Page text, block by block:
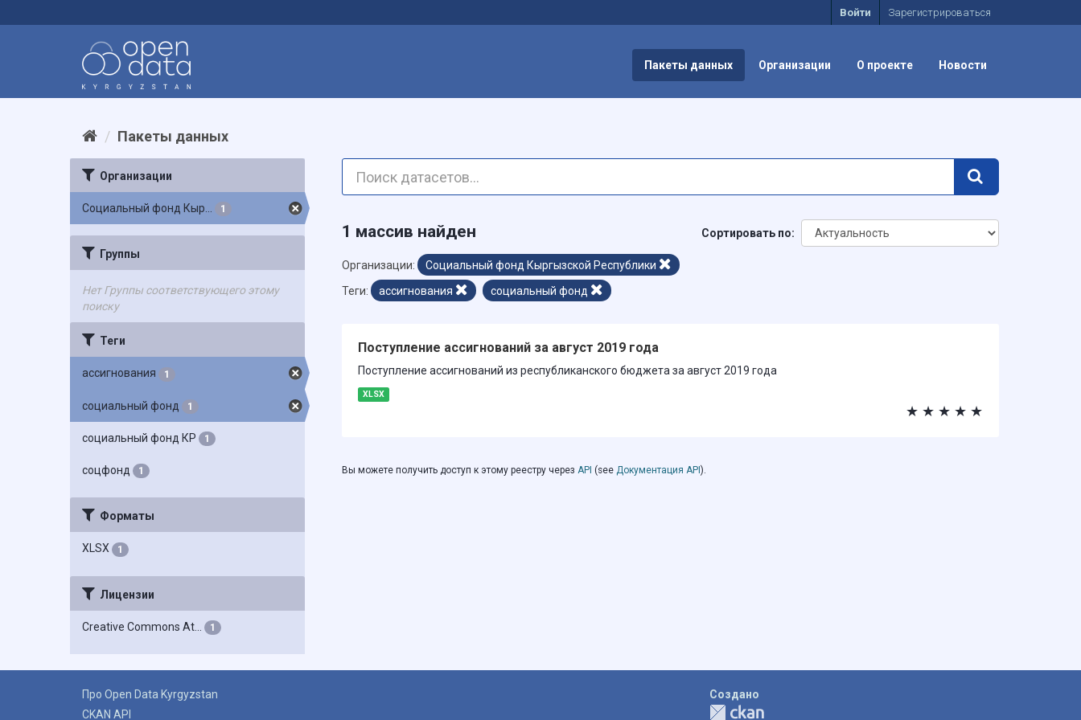
Войти Зарегистрироваться
Пакеты данных Организации О проекте Новости
Пакеты данных
Организации
Социальный фонд Кыр... 1
Группы
Нет Группы соответствующего этому
поиску
Теги
ассигнования 1
социальный фонд 1
социальный фонд КР 1
соцфонд 1
Форматы
XLSX 1
Лицензии
Creative Commons At... 1
Сортировать по
1 массив найден
Организации:
Социальный фонд Кыргызской Республики
Теги:
ассигнования социальный фонд
Поступление ассигнований за август 2019 года
Поступление ассигнований из республиканского бюджета за август 2019 года
XLSX
★ ★ ★ ★ ★
Вы можете получить доступ к этому реестру через API (see Документация API ).
Про Open Data Kyrgyzstan
CKAN API
Создано